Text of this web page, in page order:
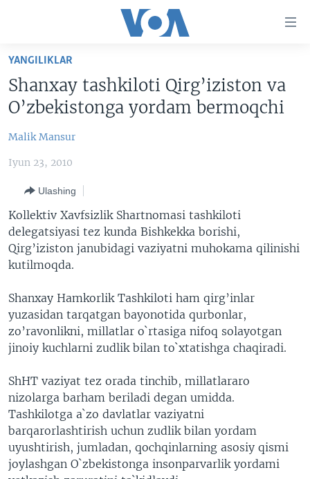
Boshiga
qayting
Qidiruvga
o'ting
AMERIKA
MULTIMEDIA
AMERIKA MANZARALARI
XALQARO HAYOT
VASHINGTON CHOYXONASI
MOBIL-SALOM!
VIDEO
XABARLAR SURATLARDA
IJTIMOIY TARMOQLAR
FACEBOOK
YOUTUBE
INSTAGRAM
ODNOKLASSNIKI
TELEGRAM
SOUNDCLOUD
INGLIZ TILI DARSLARI
EDITORIAL
Learning English
VOA
YANGILIKLAR
Shanxay tashkiloti Qirg’iziston va
O’zbekistonga yordam bermoqchi
Malik Mansur
Iyun 23, 2010
Ulashing
Kollektiv Xavfsizlik Shartnomasi tashkiloti
delegatsiyasi tez kunda Bishkekka borishi,
Qirg’iziston janubidagi vaziyatni muhokama qilinishi
kutilmoqda.
Shanxay Hamkorlik Tashkiloti ham qirg’inlar
yuzasidan tarqatgan bayonotida qurbonlar,
zo’ravonlikni, millatlar o`rtasiga nifoq solayotgan
jinoiy kuchlarni zudlik bilan to`xtatishga chaqiradi.
ShHT vaziyat tez orada tinchib, millatlararo
nizolarga barham beriladi degan umidda.
Tashkilotga a`zo davlatlar vaziyatni
barqarorlashtirish uchun zudlik bilan yordam
uyushtirish, jumladan, qochqinlarning asosiy qismi
joylashgan O`zbekistonga insonparvarlik yordami